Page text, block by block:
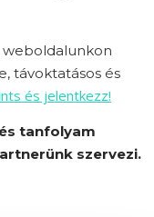
távoktatásos és
és jelentkezz!
tanfolyam
szervezi.